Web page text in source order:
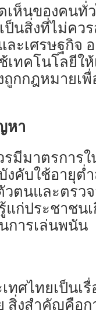
เห็นของคนทั่
นสิ่งที่ไม่คว
ะเศรษฐกิจ
ทคโนโลยีใ
กกฎหมายเ
หา
รมีมาตรการ
งคับใช้อายุต่
วตนและตรว
แก่ประชาชน
การเล่นพนัน
ทศไทยเป็นเ
สิ่งสำคัญคือก